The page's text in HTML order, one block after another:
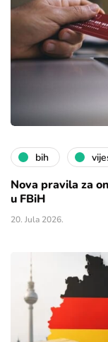
bih
Nova pravila za
u FBiH
20. Jula 2026.